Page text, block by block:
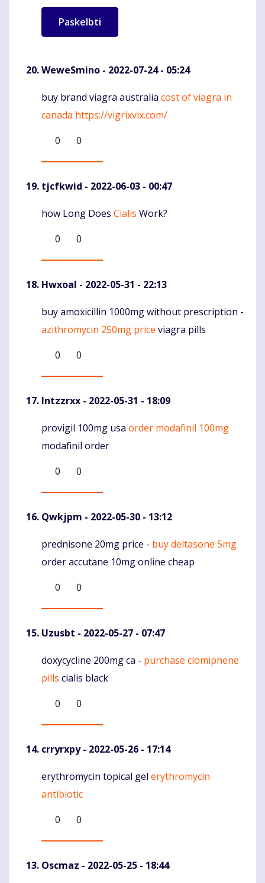
WeweSmino - 2022-07-24 - 05:24
Komentaras
buy brand viagra australia cost of viagra in
canada https://vigrixvix.com/
0
0
tjcfkwid - 2022-06-03 - 00:47
Komentaras
how Long Does Cialis Work?
0
0
Hwxoal - 2022-05-31 - 22:13
Komentaras
buy amoxicillin 1000mg without prescription -
azithromycin 250mg price viagra pills
0
0
lntzzrxx - 2022-05-31 - 18:09
Komentaras
provigil 100mg usa order modafinil 100mg
modafinil order
0
0
Qwkjpm - 2022-05-30 - 13:12
Komentaras
prednisone 20mg price - buy deltasone 5mg
order accutane 10mg online cheap
0
0
Uzusbt - 2022-05-27 - 07:47
Komentaras
doxycycline 200mg ca - purchase clomiphene
pills cialis black
0
0
crryrxpy- 2022-05-26 - 17:14
Komentaras
erythromycin topical gel erythromycin
antibiotic
0
0
Oscmaz - 2022-05-25 - 18:44